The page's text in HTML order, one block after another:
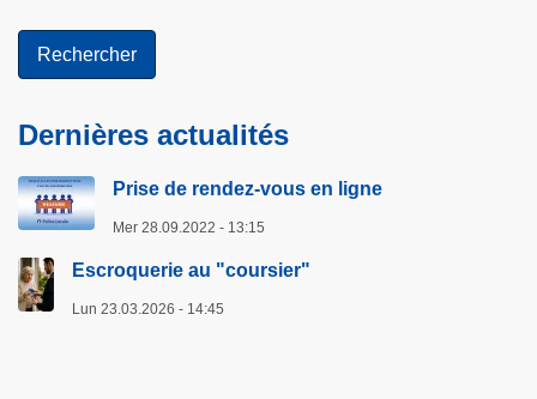
Dernières actualités
Prise de rendez-vous en ligne
Mer 28.09.2022 - 13:15
Escroquerie au "coursier"
Lun 23.03.2026 - 14:45